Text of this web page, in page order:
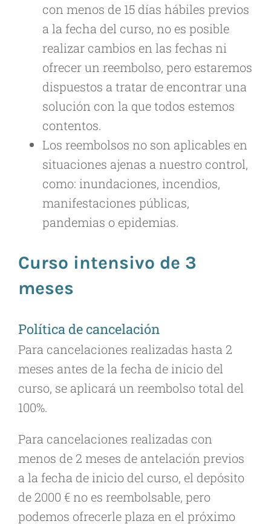
con menos de 15 días hábiles previos
a la fecha del curso, no es posible
realizar cambios en las fechas ni
ofrecer un reembolso, pero estaremos
dispuestos a tratar de encontrar una
solución con la que todos estemos
contentos.
Los reembolsos no son aplicables en
situaciones ajenas a nuestro control,
como: inundaciones, incendios,
manifestaciones públicas,
pandemias o epidemias.
Curso intensivo de 3
meses
Política de cancelación
Para cancelaciones realizadas hasta 2
meses antes de la fecha de inicio del
curso, se aplicará un reembolso total del
100%.
Para cancelaciones realizadas con
menos de 2 meses de antelación previos
a la fecha de inicio del curso, el depósito
de 2000 € no es reembolsable, pero
podemos ofrecerle plaza en el próximo